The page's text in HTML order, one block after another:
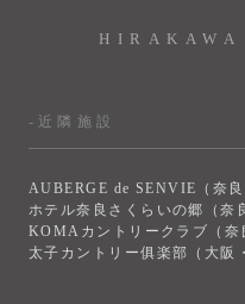
HIRAKAWA
-近隣施設
AUBERGE de SENVIE（奈良
ホテル奈良さくらいの郷（奈
KOMAカントリークラブ（奈
太子カントリー俱楽部（大阪